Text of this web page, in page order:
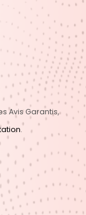
Avis Garantis,
.